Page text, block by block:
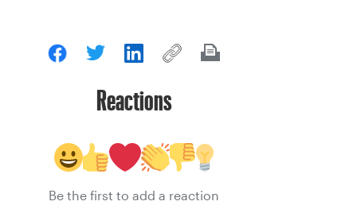
Reactions
Be the first to add a reaction